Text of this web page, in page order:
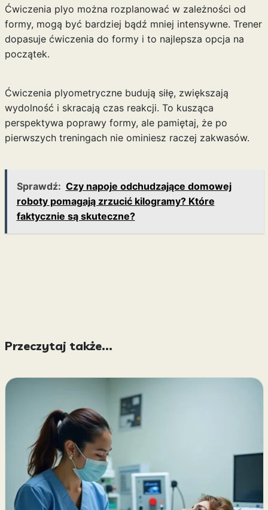
Ćwiczenia plyo można rozplanować w zależności od
formy, mogą być bardziej bądź mniej intensywne. Trener
dopasuje ćwiczenia do formy i to najlepsza opcja na
początek.
Ćwiczenia plyometryczne budują siłę, zwiększają
wydolność i skracają czas reakcji. To kusząca
perspektywa poprawy formy, ale pamiętaj, że po
pierwszych treningach nie ominiesz raczej zakwasów.
Sprawdź: Czy napoje odchudzające domowej
roboty pomagają zrzucić kilogramy? Które
faktycznie są skuteczne?
Przeczytaj także...